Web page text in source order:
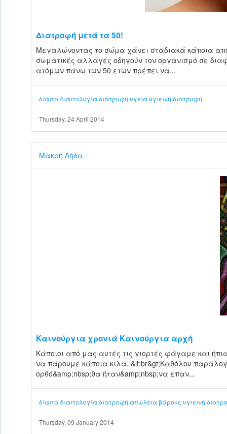
Διατροφή μετά τα 50!
Μεγαλώνοντας το σώμα χάνει σταδιακά κάποια
σωματικές αλλαγές οδηγούν τον οργανισμό σε
ατόμων πάνω των 50 ετών πρέπει να...
δίαιταδιαιτολογίαδιατροφή υγείαυγιεινή διατροφή
Thursday, 24 April 2014
Μακρή Λήδα
Καινούργια χρονιά Καινούργια αρχή
Κάποιοι από μας αυτές τις γιορτές φάγαμε και
να πάρουμε κάποια κιλά. &lt;br&gt;Καθόλου
ορθό&amp;nbsp;θα ήταν&amp;nbsp;να επαν...
δίαιταδιαιτολογίαδιατροφή απώλεια βάρους υγιεινή
Thursday, 09 January 2014